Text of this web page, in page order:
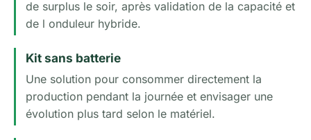
de surplus le soir, après validation de la capacité et
de l onduleur hybride.
Kit sans batterie
Une solution pour consommer directement la
production pendant la journée et envisager une
évolution plus tard selon le matériel.